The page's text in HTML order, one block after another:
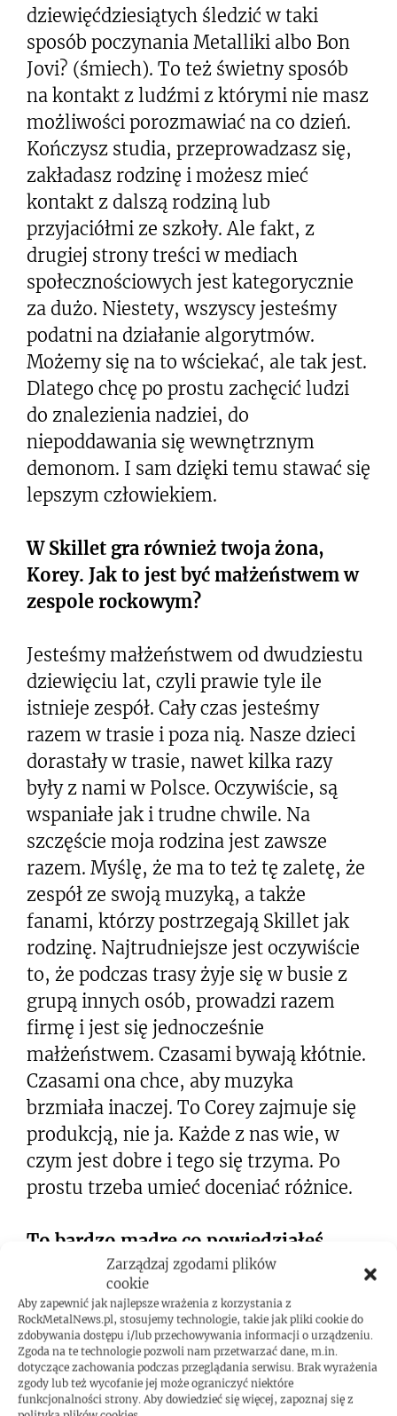
Zarządzaj zgodami plików
cookie
Aby zapewnić jak najlepsze wrażenia z korzystania z
RockMetalNews.pl, stosujemy technologie, takie jak pliki cookie do
zdobywania dostępu i/lub przechowywania informacji o urządzeniu.
Zgoda na te technologie pozwoli nam przetwarzać dane, m.in.
dotyczące zachowania podczas przeglądania serwisu. Brak wyrażenia
zgody lub też wycofanie jej może ograniczyć niektóre
funkcjonalności strony. Aby dowiedzieć się więcej, zapoznaj się z
dziewięćdziesiątych śledzić w taki
sposób poczynania Metalliki albo Bon
Jovi? (śmiech). To też świetny sposób
na kontakt z ludźmi z którymi nie masz
możliwości porozmawiać na co dzień.
Kończysz studia, przeprowadzasz się,
zakładasz rodzinę i możesz mieć
kontakt z dalszą rodziną lub
przyjaciółmi ze szkoły. Ale fakt, z
drugiej strony treści w mediach
społecznościowych jest kategorycznie
za dużo. Niestety, wszyscy jesteśmy
podatni na działanie algorytmów.
Możemy się na to wściekać, ale tak jest.
Dlatego chcę po prostu zachęcić ludzi
do znalezienia nadziei, do
niepoddawania się wewnętrznym
demonom. I sam dzięki temu stawać się
lepszym człowiekiem.
W Skillet gra również twoja żona,
Korey. Jak to jest być małżeństwem w
zespole rockowym?
Jesteśmy małżeństwem od dwudziestu
dziewięciu lat, czyli prawie tyle ile
istnieje zespół. Cały czas jesteśmy
razem w trasie i poza nią. Nasze dzieci
dorastały w trasie, nawet kilka razy
były z nami w Polsce. Oczywiście, są
wspaniałe jak i trudne chwile. Na
szczęście moja rodzina jest zawsze
razem. Myślę, że ma to też tę zaletę, że
zespół ze swoją muzyką, a także
fanami, którzy postrzegają Skillet jak
rodzinę. Najtrudniejsze jest oczywiście
to, że podczas trasy żyje się w busie z
grupą innych osób, prowadzi razem
firmę i jest się jednocześnie
małżeństwem. Czasami bywają kłótnie.
Czasami ona chce, aby muzyka
brzmiała inaczej. To Corey zajmuje się
produkcją, nie ja. Każde z nas wie, w
czym jest dobre i tego się trzyma. Po
prostu trzeba umieć doceniać różnice.
To bardzo mądre co powiedziałeś.
Chciałbym zapytać cię o wasz ostatni
singiel, „O Come, Come Emmanuel”.
Ten utwór wyróżnia się na wszelkie
możliwe sposoby. Jak powstał?
Pomysł na ten utwór zaczął się właśnie